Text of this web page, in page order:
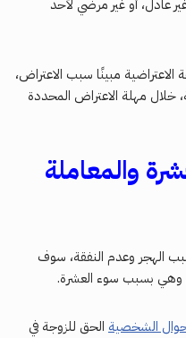
عادل، أو غير مرضي لأحد
مبينًا سبب الاعتراض،
خلال مهلة الاعتراض المحددة
والمعاملة
الهجر وعدم النفقة، سوف
وهي بسبب سوء العشرة.
الشخصية الحق للزوجة في